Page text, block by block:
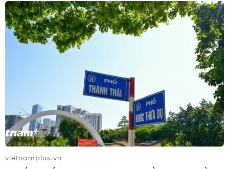
Bộ trưởng Đức hy vọng Mỹ ra quyết định
"chín chắn" về trần nợ công
12/05/2023 09:30
vietnamplus.vn